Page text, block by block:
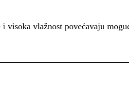
visoka vlažnost povećavaju